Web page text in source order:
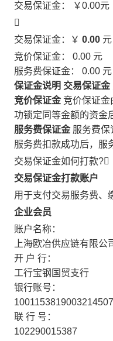
交易保证金：
￥0.00元

交易保证金：￥ 0.00 元
竞价保证金： 0.00 元
服务费保证金： 0.00 元
保证金说明 交易保证金
竞价保证金 竞价保证金
功锁定同等金额的资金
服务费保证金 服务费保
服务费扣款成功后，服
交易保证金如何打款?
交易保证金打款账户
用于支付交易服务费、
企业会员
账户名称：
上海欧冶供应链有限公
开 户 行：
工行宝钢国贸支行
银行账号：
1001153819003214507
联 行 号：
102290015387